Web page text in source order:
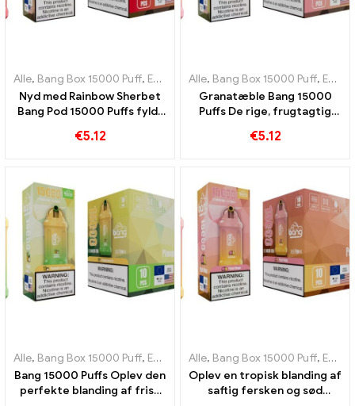
Alle, Bang Box 15000 Puff, Engangs e-cigaretter Sverige ,Engangs
Nyd med Rainbow Sherbet
Bang Pod 15000 Puffs fyldt
aromaer
€5.12
Alle, Bang Box 15000 Puff, Engangs e-cigaretter Sverige
Granatæble Bang 15000
Puffs De rige, frugtagtig
vapers kan nyde
€5.12
Alle, Bang Box 15000 Puff, Engangs e-cigaretter Sverige ,Engangs
Bang 15000 Puffs Oplev den
perfekte blanding af frisk
Alle, Bang Box 15000 Puff, Engangs e-cigaretter Sverige
Oplev en tropisk blanding af
saftig fersken og sød